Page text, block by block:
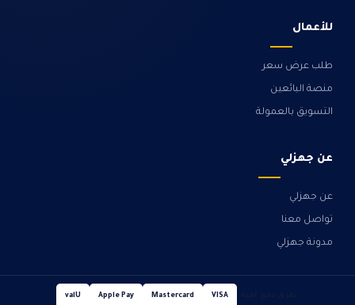
للأعمال
طلب عرض سعر
منصة البائعين
التسويق بالعمولة
عن جهزلي
عن جهزلي
تواصل معنا
مدونة جهزلي
VISA
Mastercard
Apple Pay
valU